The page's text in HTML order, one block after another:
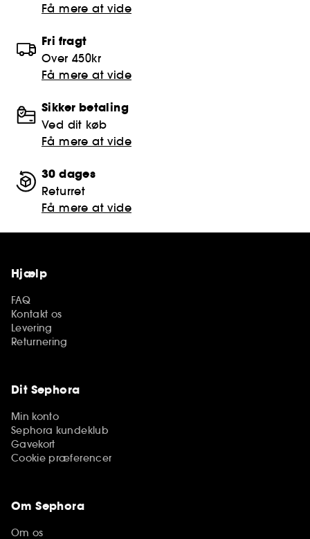
Få mere at vide
Fri fragt
Over 450kr
Få mere at vide
Sikker betaling
Ved dit køb
Få mere at vide
30 dages
Returret
Få mere at vide
Hjælp
FAQ
Kontakt os
Levering
Returnering
Dit Sephora
Min konto
Sephora kundeklub
Gavekort
Cookie præferencer
Om Sephora
Om os